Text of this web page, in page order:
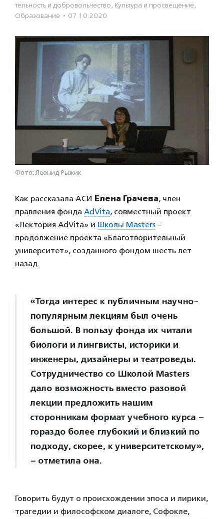
тель­ность и доброволь­чест­во, Культура и просвещение,
Образование · 07.10.2020
Фото: Леонид Рыжик
Как рассказала АСИ Елена Грачева, член
правления фонда AdVita, совместный проект
«Лектория AdVita» и Школы Masters –
продолжение проекта «Благотворительный
университет», созданного фондом шесть лет
назад.
«Тогда интерес к публичным научно-
популярным лекциям был очень
большой. В пользу фонда их читали
биологи и лингвисты, историки и
инженеры, дизайнеры и театроведы.
Сотрудничество со Школой Masters
дало возможность вместо разовой
лекции предложить нашим
сторонникам формат учебного курса –
гораздо более глубокий и близкий по
подходу, скорее, к университетскому»,
– отметила она.
Говорить будут о происхождении эпоса и лирики,
трагедии и философском диалоге, Софокле,